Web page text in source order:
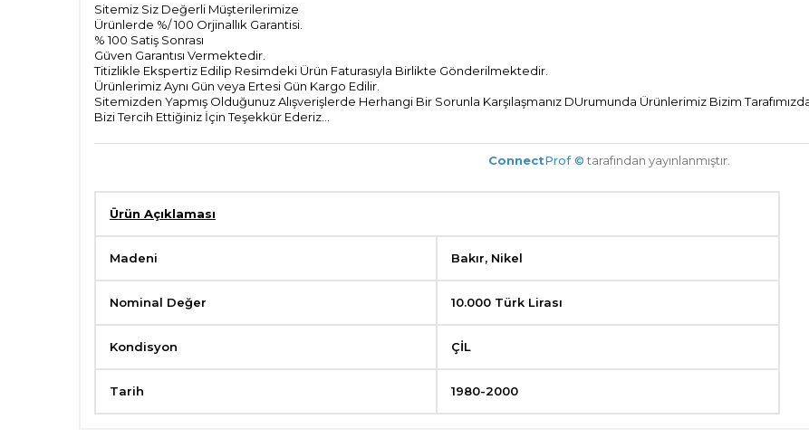
Sitemiz Siz Değerli Müşterilerimize
Ürünlerde %/ 100 Orjinallık Garantisi.
% 100 Satiş Sonrası
Güven Garantısı Vermektedir.
Titizlikle Ekspertiz Edilip Resimdeki Ürün Faturasıyla Birlikte Gönderilmektedir.
Ürünlerimiz Aynı Gün veya Ertesi Gün Kargo Edilir.
Sitemizden Yapmış Olduğunuz Alışverişlerde Herhangi Bir Sorunla Karşılaşmanız DUrumunda Ürünlerimiz Bizim
Bizi Tercih Ettiğiniz İçin Teşekkür Ederiz...
ConnectProf © tarafından yayınlanmıştır.
Ürün Açıklaması
Madeni Bakır, Nikel
Nominal Değer 10.000 Türk Lirası
Kondisyon ÇİL
Tarih 1980-2000